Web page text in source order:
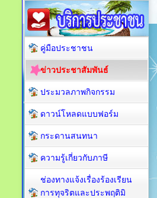
คู่มือประชาชน
ข่าวประชาสัมพันธ์
ประมวลภาพกิจกรรม
ดาวน์โหลดแบบฟอร์ม
กระดานสนทนา
ความรู้เกี่ยวกับภาษี
ช่องทางแจ้งเรื่องร้องเรียน
การทุจริตและประพฤติมิ